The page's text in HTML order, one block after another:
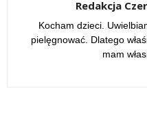
Redakcja
Kocham dzieci.
pielęgnować. Dlatego
mam